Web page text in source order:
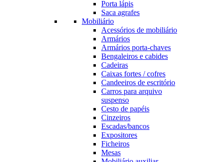
Porta lápis
Saca agrafes
Mobiliário
Acessórios de mobiliário
Armários
Armários porta-chaves
Bengaleiros e cabides
Cadeiras
Caixas fortes / cofres
Candeeiros de escritório
Carros para arquivo
suspenso
Cesto de papéis
Cinzeiros
Escadas/bancos
Expositores
Ficheiros
Mesas